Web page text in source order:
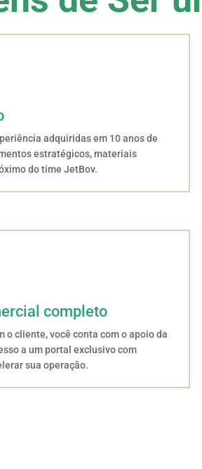
adquiridas em 10 anos de
estratégicos, materiais
do time JetBov.
completo
o cliente, você conta com o apoio da
a um portal exclusivo com
sua operação.